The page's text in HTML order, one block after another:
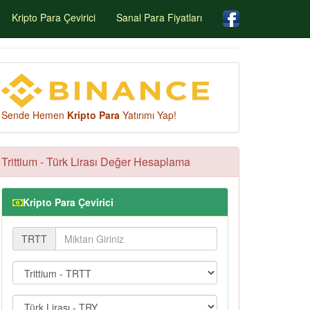
Kripto Para Çevirici Sanal Para Fiyatları
Sende Hemen Kripto Para Yatırımı Yap!
Trittium - Türk Lirası Değer Hesaplama
Kripto Para Çevirici
TRTT